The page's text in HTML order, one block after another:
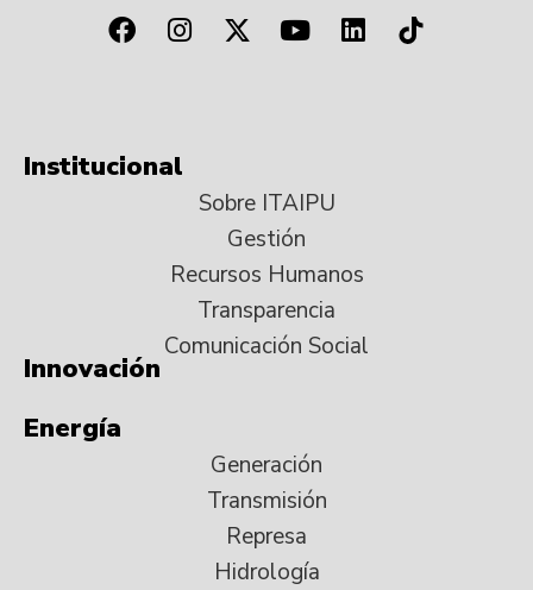
Institucional
Sobre ITAIPU
Gestión
Recursos Humanos
Transparencia
Comunicación Social
Innovación
Energía
Generación
Transmisión
Represa
Hidrología